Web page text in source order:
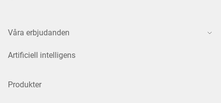
Våra erbjudanden
Artificiell intelligens
Produkter